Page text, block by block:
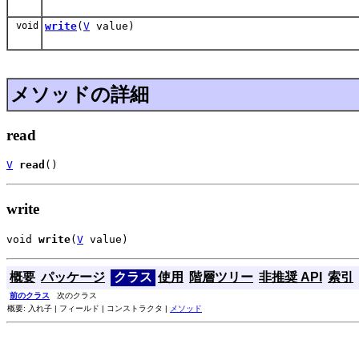
void write( V value)
メソッドの詳細
read
V read ()
write
void write(V value)
概要 パッケージ クラス 使用 階層ツリー 非推奨 API 索引
前のクラス 次のクラス
概要: 入れ子 | フィールド | コンストラクタ |
メソッド